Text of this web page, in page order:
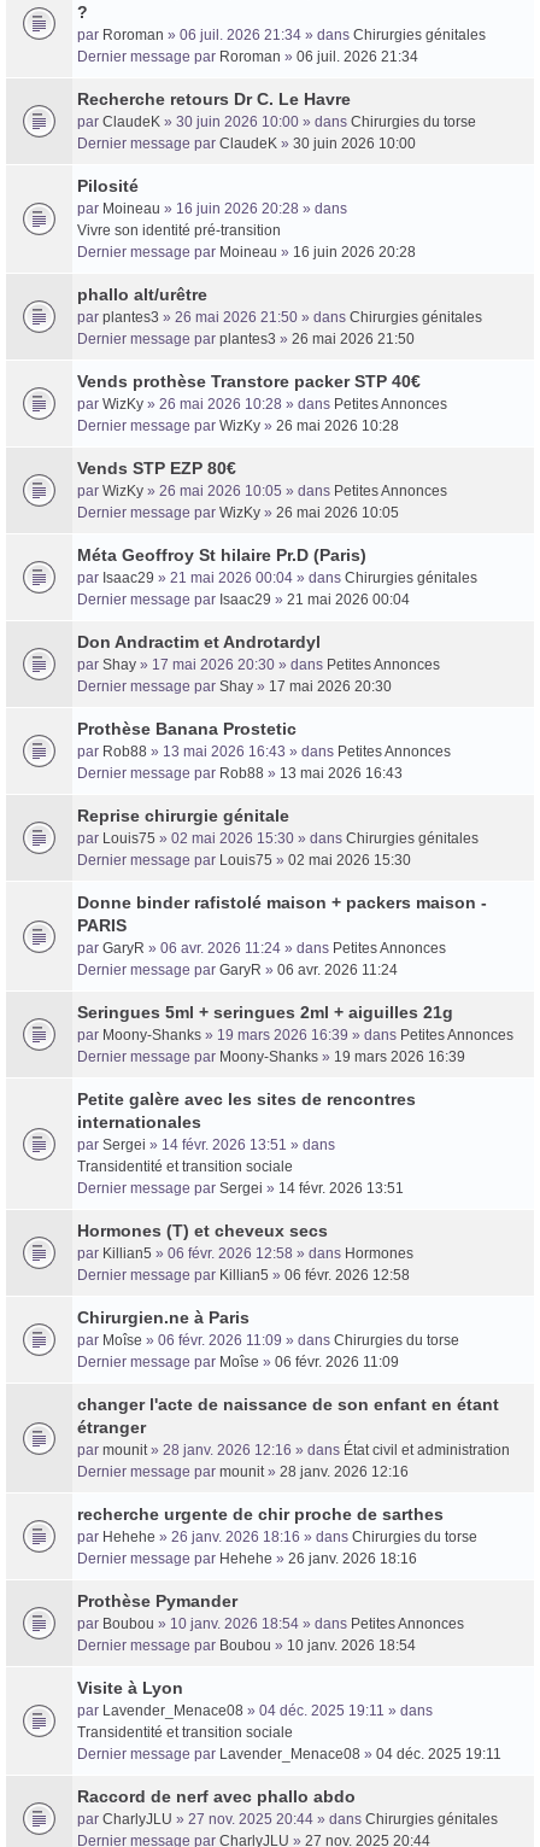
?
par Roroman » 06 juil. 2026 21:34 » dans Chirurgies génitales
Dernier message par Roroman » 06 juil. 2026 21:34
Recherche retours Dr C. Le Havre
par ClaudeK » 30 juin 2026 10:00 » dans Chirurgies du torse
Dernier message par ClaudeK » 30 juin 2026 10:00
Pilosité
par Moineau » 16 juin 2026 20:28 » dans
Vivre son identité pré-transition
Dernier message par Moineau » 16 juin 2026 20:28
phallo alt/urêtre
par plantes3 » 26 mai 2026 21:50 » dans Chirurgies génitales
Dernier message par plantes3 » 26 mai 2026 21:50
Vends prothèse Transtore packer STP 40€
par WizKy » 26 mai 2026 10:28 » dans Petites Annonces
Dernier message par WizKy » 26 mai 2026 10:28
Vends STP EZP 80€
par WizKy » 26 mai 2026 10:05 » dans Petites Annonces
Dernier message par WizKy » 26 mai 2026 10:05
Méta Geoffroy St hilaire Pr.D (Paris)
par Isaac29 » 21 mai 2026 00:04 » dans Chirurgies génitales
Dernier message par Isaac29 » 21 mai 2026 00:04
Don Andractim et Androtardyl
par Shay » 17 mai 2026 20:30 » dans Petites Annonces
Dernier message par Shay » 17 mai 2026 20:30
Prothèse Banana Prostetic
par Rob88 » 13 mai 2026 16:43 » dans Petites Annonces
Dernier message par Rob88 » 13 mai 2026 16:43
Reprise chirurgie génitale
par Louis75 » 02 mai 2026 15:30 » dans Chirurgies génitales
Dernier message par Louis75 » 02 mai 2026 15:30
Donne binder rafistolé maison + packers maison -
PARIS
par GaryR » 06 avr. 2026 11:24 » dans Petites Annonces
Dernier message par GaryR » 06 avr. 2026 11:24
Seringues 5ml + seringues 2ml + aiguilles 21g
par Moony-Shanks » 19 mars 2026 16:39 » dans Petites Annonces
Dernier message par Moony-Shanks » 19 mars 2026 16:39
Petite galère avec les sites de rencontres
internationales
par Sergei » 14 févr. 2026 13:51 » dans
Transidentité et transition sociale
Dernier message par Sergei » 14 févr. 2026 13:51
Hormones (T) et cheveux secs
par Killian5 » 06 févr. 2026 12:58 » dans Hormones
Dernier message par Killian5 » 06 févr. 2026 12:58
Chirurgien.ne à Paris
par Moîse » 06 févr. 2026 11:09 » dans Chirurgies du torse
Dernier message par Moîse » 06 févr. 2026 11:09
changer l'acte de naissance de son enfant en étant
étranger
par mounit» 28 janv. 2026 12:16 » dans État civil et administration
Dernier message par mounit» 28 janv. 2026 12:16
recherche urgente de chir proche de sarthes
par Hehehe » 26 janv. 2026 18:16 » dans Chirurgies du torse
Dernier message par Hehehe » 26 janv. 2026 18:16
Prothèse Pymander
par Boubou » 10 janv. 2026 18:54 » dans Petites Annonces
Dernier message par Boubou » 10 janv. 2026 18:54
Visite à Lyon
par Lavender_Menace08 » 04 déc. 2025 19:11 » dans
Transidentité et transition sociale
Dernier message par Lavender_Menace08 » 04 déc. 2025 19:11
Raccord de nerf avec phallo abdo
par CharlyJLU » 27 nov. 2025 20:44 » dans Chirurgies génitales
Dernier message par CharlyJLU » 27 nov. 2025 20:44